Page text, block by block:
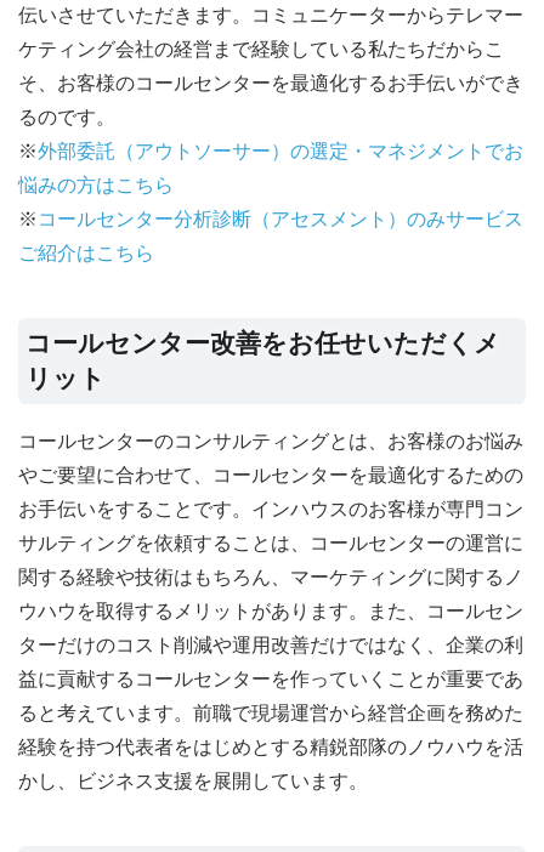
伝いさせていただきます。コミュニケーターからテレマー
ケティング会社の経営まで経験している私たちだからこ
そ、お客様のコールセンターを最適化するお手伝いができ
るのです。
※外部委託（アウトソーサー）の選定・マネジメントでお
悩みの方はこちら
※コールセンター分析診断（アセスメント）のみサービス
ご紹介はこちら
コールセンター改善をお任せいただくメ
リット
コールセンターのコンサルティングとは、お客様のお悩み
やご要望に合わせて、コールセンターを最適化するための
お手伝いをすることです。インハウスのお客様が専門コン
サルティングを依頼することは、コールセンターの運営に
関する経験や技術はもちろん、マーケティングに関するノ
ウハウを取得するメリットがあります。また、コールセン
ターだけのコスト削減や運用改善だけではなく、企業の利
益に貢献するコールセンターを作っていくことが重要であ
ると考えています。前職で現場運営から経営企画を務めた
経験を持つ代表者をはじめとする精鋭部隊のノウハウを活
かし、ビジネス支援を展開しています。